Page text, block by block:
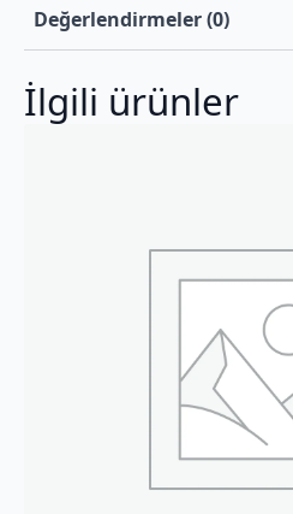
Değerlendirmeler (0)
İlgili ürünler